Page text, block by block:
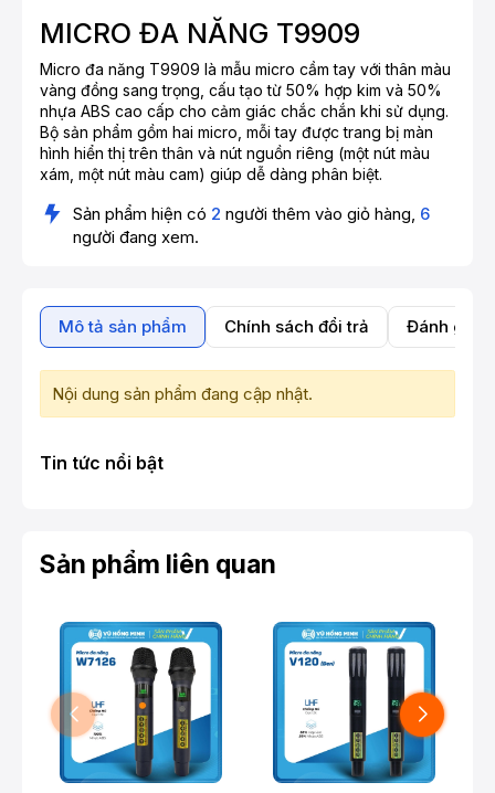
MICRO ĐA NĂNG T9909
Micro đa năng T9909 là mẫu micro cầm tay với thân màu
vàng đồng sang trọng, cấu tạo từ 50% hợp kim và 50%
nhựa ABS cao cấp cho cảm giác chắc chắn khi sử dụng.
Bộ sản phẩm gồm hai micro, mỗi tay được trang bị màn
hình hiển thị trên thân và nút nguồn riêng (một nút màu
xám, một nút màu cam) giúp dễ dàng phân biệt.
Sản phẩm hiện có 2 người thêm vào giỏ hàng, 6
người đang xem.
Mô tả sản phẩm Chính sách đổi trả Đánh giá
Nội dung sản phẩm đang cập nhật.
Tin tức nổi bật
Sản phẩm liên quan